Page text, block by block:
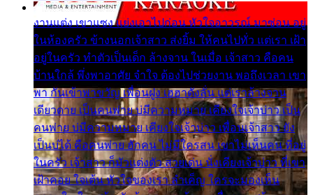
งานแต่ง เขาแซง แย่งเอาไปก่อน หัวใจอาวรณ์ มาซ่อน อยู่
ในห้องครัว ข้างนอกเจ้าสาว ส่งยิ้ม ให้คนไปทั่ว แต่เรา เฝ้า
อยู่ในครัว ทำตัวเป็นเด็ก ล้างจาน ในเมื่อ เจ้าสาว คือคน
บ้านใกล้ พึ่งพาอาศัย จำใจ ต้องไปช่วยงาน พอถึงเวลา เขา
พา กันเข้าพาขวัญ เพื่อนฝูง เฮฮาดังลั่น แต่เราล้างจาน
เดียวดาย เป็นคนพ่าย บ่มีความหมาย เคียงใจเจ้าบ่าว เป็น
คนพ่าย บ่มีความหมาย เคียงใจเจ้าบ่าว เพื่อนเจ้าสาว ยัง
เป็นบ่ได้ คือคนพ่าย ฮักคน ไม่มีใครสน เขาไม่เห็นคน ที่อยู่
ในครัว เจ้าสาว ก็มัวแต่งตัว สวยเด่น นั่งเคียงเจ้าบ่าว ที่เขา
เฝ้าคอย ใจเต้น หัวใจของเรา ลำเค็ญ ใครจะมองเห็น